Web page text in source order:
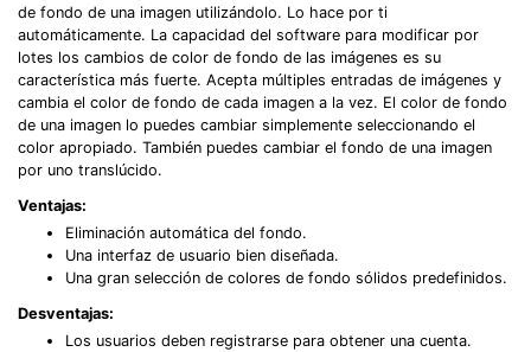
de fondo de una imagen utilizándolo. Lo hace por ti
automáticamente. La capacidad del software para modificar por
lotes los cambios de color de fondo de las imágenes es su
característica más fuerte. Acepta múltiples entradas de imágenes y
cambia el color de fondo de cada imagen a la vez. El color de fondo
de una imagen lo puedes cambiar simplemente seleccionando el
color apropiado. También puedes cambiar el fondo de una imagen
por uno translúcido.
Ventajas:
Eliminación automática del fondo.
Una interfaz de usuario bien diseñada.
Una gran selección de colores de fondo sólidos predefinidos.
Desventajas:
Los usuarios deben registrarse para obtener una cuenta.